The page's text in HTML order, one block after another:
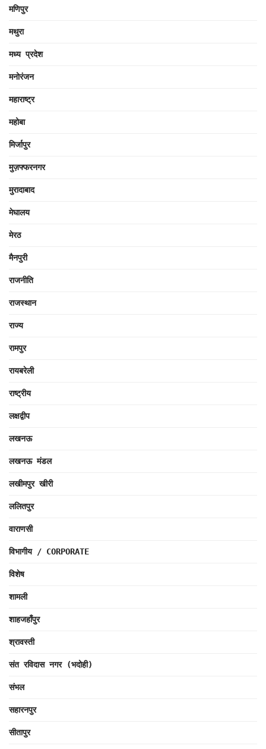
मणिपुर
मथुरा
मध्य प्रदेश
मनोरंजन
महाराष्ट्र
महोबा
मिर्जापुर
मुज़फ्फरनगर
मुरादाबाद
मेघालय
मेरठ
मैनपुरी
राजनीति
राजस्थान
राज्य
रामपुर
रायबरेली
राष्ट्रीय
लक्षद्वीप
लखनऊ
लखनऊ मंडल
लखीमपुर खीरी
ललितपुर
वाराणसी
विभागीय / CORPORATE
विशेष
शामली
शाहजहाँपुर
श्रावस्ती
संत रविदास नगर (भदोही)
संभल
सहारनपुर
सीतापुर